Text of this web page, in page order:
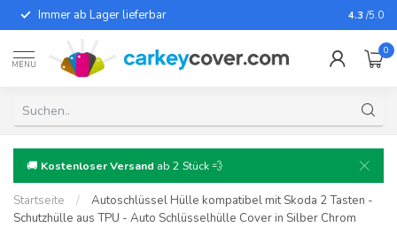
Immer ab Lager lieferbar Für fast
4.3 /5.0
MENU
0
🚚 Kostenloser Versand ab 2 Stück 💨
Startseite /
Autoschlüssel Hülle kompatibel mit Skoda 2 Tasten -
Schutzhülle aus TPU - Auto Schlüsselhülle Cover in Silber Chrom